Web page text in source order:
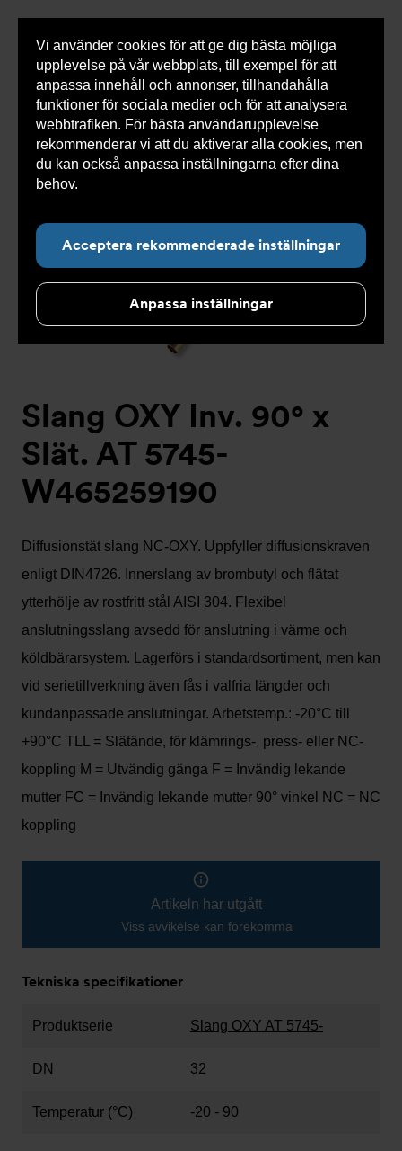
Vi använder cookies för att ge dig bästa möjliga
upplevelse på vår webbplats, till exempel för att
anpassa innehåll och annonser, tillhandahålla
funktioner för sociala medier och för att analysera
webbtrafiken. För bästa användarupplevelse
rekommenderar vi att du aktiverar alla cookies, men
du kan också anpassa inställningarna efter dina
behov.
Acceptera rekommenderade inställningar
Anpassa inställningar
0 varorSnabborder
Du
här:
Armatec > Produkter > Kyla > Slang >
Slang
OXY
> Slang OXY AT 5745- >
Slang OXY Inv. 90° x
Slät. AT 5745-W465259190
Slang OXY Inv. 90° x
Slät. AT 5745-
W465259190
Diffusionstät slang NC-OXY. Uppfyller diffusionskraven
enligt DIN4726. Innerslang av brombutyl och flätat
ytterhölje av rostfritt stål AISI 304. Flexibel
anslutningsslang avsedd för anslutning i värme och
köldbärarsystem. Lagerförs i standardsortiment, men kan
vid serietillverkning även fås i valfria längder och
kundanpassade anslutningar. Arbetstemp.: -20°C till
+90°C TLL = Slätände, för klämrings-, press- eller NC-
koppling M = Utvändig gänga F = Invändig lekande
mutter FC = Invändig lekande mutter 90° vinkel NC = NC
koppling
Artikeln har utgått
Viss avvikelse kan förekomma
Tekniska specifikationer
Produktserie Slang OXY AT 5745-
DN 32
Temperatur (°C) -20 - 90